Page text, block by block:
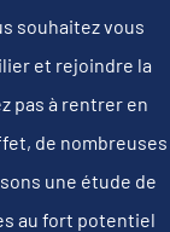
souhaitez vous
et rejoindre la
pas à rentrer en
de nombreuses
une étude de
au fort potentiel